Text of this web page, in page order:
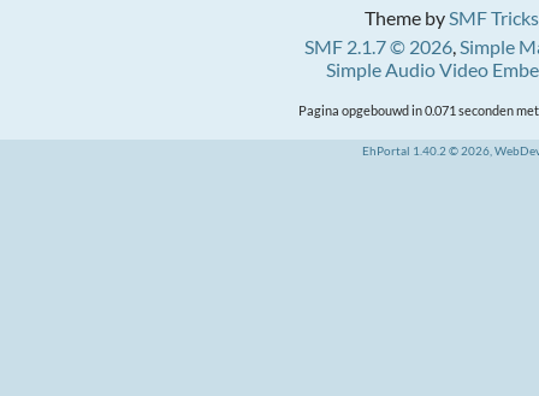
Theme bySMF Tricks
SMF 2.1.7 © 2026,Simple
Simple Audio Video
Pagina opgebouwd in 0.071 seconden
EhPortal 1.40.2 © 2026,